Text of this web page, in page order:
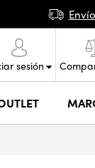
sesión